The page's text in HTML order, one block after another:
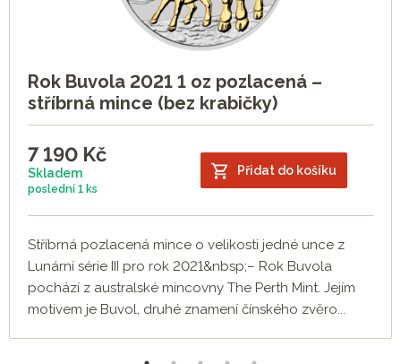
Rok Buvola 2021 1 oz pozlacená –
stříbrná mince (bez krabičky)
7 190 Kč
Skladem
poslední 1 ks
Přidat do košíku
Stříbrná pozlacená mince o velikosti jedné unce z
Lunární série III pro rok 2021&nbsp;– Rok Buvola
pochází z australské mincovny The Perth Mint. Jejím
motivem je Buvol, druhé znamení čínského zvěro...